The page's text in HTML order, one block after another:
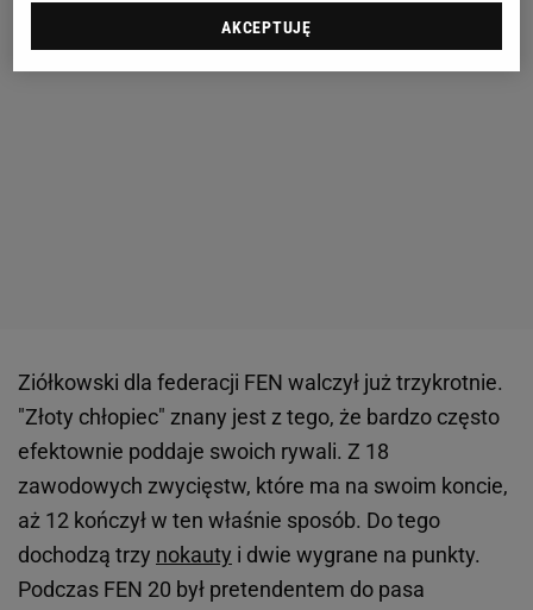
Ziółkowski dla federacji FEN walczył już trzykrotnie.
"Złoty chłopiec" znany jest z tego, że bardzo często
efektownie poddaje swoich rywali. Z 18
zawodowych zwycięstw, które ma na swoim koncie,
aż 12 kończył w ten właśnie sposób. Do tego
dochodzą trzy nokauty i dwie wygrane na punkty.
Podczas FEN 20 był pretendentem do pasa
AKCEPTUJĘ